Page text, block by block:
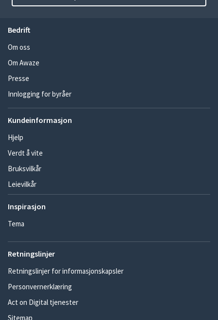
Bedrift
Om oss
Om Awaze
Presse
Innlogging for byråer
Kundeinformasjon
Hjelp
Verdt å vite
Bruksvilkår
Leievilkår
Inspirasjon
Tema
Retningslinjer
Retningslinjer for informasjonskapsler
Personvernerklæring
Act on Digital tjenester
Sitemap